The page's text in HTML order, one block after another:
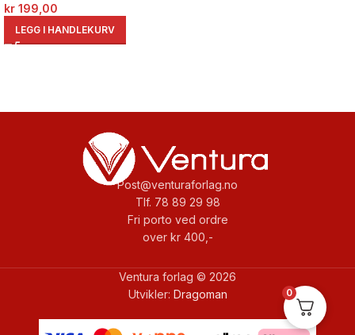
kr 199,00
LEGG I HANDLEKURV
Post@venturaforlag.no
Tlf. 78 89 29 98
Fri porto ved ordre
over kr 400,-
Ventura forlag © 2026
Utvikler: Dragoman 0